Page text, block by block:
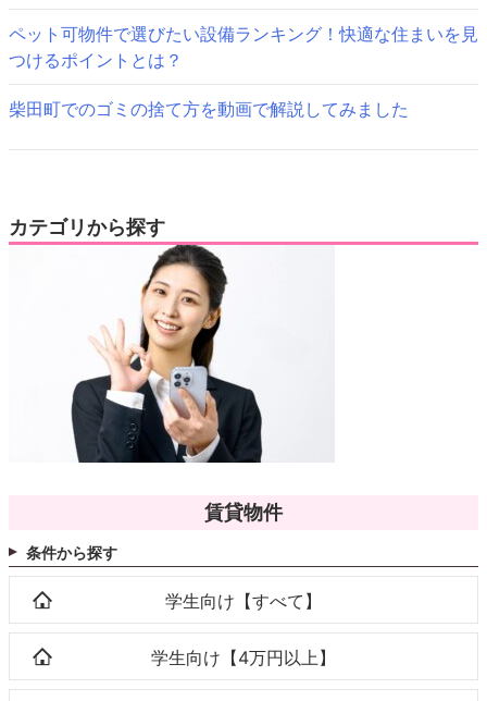
ペット可物件で選びたい設備ランキング！快適な住まいを見
つけるポイントとは？
柴田町でのゴミの捨て方を動画で解説してみました
カテゴリから探す
賃貸物件
条件から探す
学生向け【すべて】
学生向け【4万円以上】